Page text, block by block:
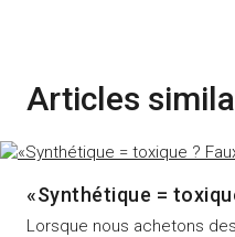
Articles
«Synthétique =
Lorsque nous achetons